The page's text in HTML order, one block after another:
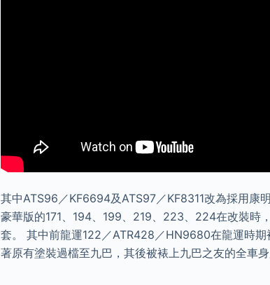
其中ATS96／KF6694及ATS97／KF8311改為採用
豪華版的171、194、199、219、223、224在改裝時
套。 其中前龍運122／ATR428／HN9680在龍運時
著原有塗裝過檔至九巴，其後被裱上九巴之友的全車身